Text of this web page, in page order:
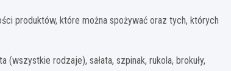
produktów, które można spożywać oraz tych, których
(wszystkie rodzaje), sałata, szpinak, rukola, brokuły,